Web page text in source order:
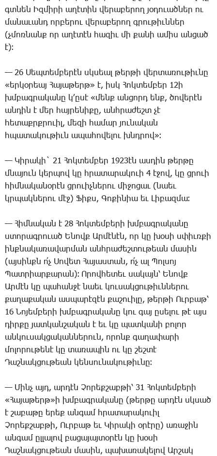
գտնեն Իզ­մի­րի ա­ղէ­տին վե­րա­բե­րող յօ­դո­ւած­ներ ու
մա­նա­ւանդ որ­բե­րու վե­րա­բե­րող գրու­թիւն­ներ
(չմոռ­նանք որ ա­ղէ­տէն հա­զիւ մի քա­նի ա­միս ան­ցած
է)։
— 26 ­Սեպ­տեմ­բե­րէն սկսեալ թեր­թի վեր­տա­ռու­թիւ­նը
«եր­կօ­րեայ ­Հա­յա­թերթ» է, իսկ ­Հոկ­տեմ­բեր 12ի
խմբագ­րա­կա­նը կ­՚ը­սէ «մենք ան­ցորդ ենք, ծո­վե­րէն
ան­դին է մեր հայ­րե­նի­քը, անհ­րա­ժեշտ չէ
հե­տաքրք­րո­ւիլ, մե­զի հա­մար յու­նա­կան
հպա­տա­կու­թիւն ա­պա­հո­վե­լու խնդրով»։
— ­Կի­րա­կի` 21 ­Հոկ­տեմ­բեր 1923էն աս­դին թեր­թը
մնա­յուն կեր­պով կը հրա­տա­րա­կո­ւի 4 է­ջով, կը ցրո­ւի
հիմ­նա­կա­նօ­րէն ցրո­ւիչ­նե­րու մի­ջո­ցաւ (նաեւ
կրպակ­նե­րու մէջ) ­Ֆիքս, ­Գո­քի­նիա եւ ­Լի­բազ­մա։
— ­Հիմ­նա­կան է 28 ­Հոկ­տեմ­բե­րի խմբագ­րա­կա­նը
ստո­րագ­րո­ւած Ե­նովք Ար­մէ­նէն, որ կը խօ­սի սփիւռ­քի
ինք­նա­կա­ռա­վար­ման անհ­րա­ժեշ­տու­թեան մա­սին
(այ­սինքն ո՛չ ­Սո­վետ ­Հա­յաս­տան, ո՛չ ալ ­Պոլ­սոյ
­Պատ­րիար­քա­րան)։ Ո­րով­հե­տեւ սա­կայն՝ Ե­նովք
Ար­մէն կը պա­հան­ջէ նաեւ կու­սակ­ցու­թիւն­նե­րու
քա­ղա­քա­կան աս­պա­րէ­զէն քա­շո­ւի­լը, թեր­թի Ուր­բաթ՝
16 ­Նո­յեմ­բե­րի խմբագ­րա­կա­նը կու գայ ը­սե­լու թէ այս
դիր­քը յատ­կան­շա­կան է եւ կը պատ­կա­նի բո­լոր
ան­կու­սակ­ցա­կան­նե­րուն, ո­րոնք գա­ղա­փա­րի
մո­լո­րու­թե­նէ կը տա­ռա­պին ու կը շեշ­տէ
­Դաշ­նակ­ցու­թեան կեն­սու­նա­կու­թիւ­նը։
— ­Մինչ այդ, ար­դէն ­Չո­րեք­շաբ­թի՝ 31 ­Հոկ­տեմ­բե­րի
«­Հա­յա­թերթ»ի խմբագ­րա­կա­նը (թեր­թը ար­դէն սկսած
է շա­բա­թը ե­րեք ան­գամ հրա­տա­րա­կո­ւիլ
­Չո­րեք­շաբ­թի, Ուր­բաթ եւ ­Կի­րա­կի օ­րէ­րը) ա­ռա­ջին
ան­գամ ըլ­լա­լով բա­ցա­յայ­տօ­րէն կը խօ­սի
­Դաշ­նակ­ցու­թեան մա­սին, պա­խա­ռա­կե­լով Ար­շակ